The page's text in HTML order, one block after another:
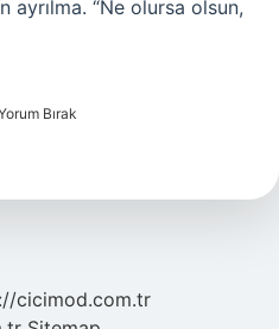
ayrılma. “Ne olursa olsun,
Bırak
cicimod.com.tr